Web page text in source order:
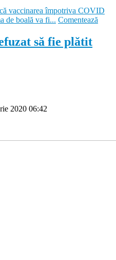
vaccinarea împotriva COVID
de boală va fi... Comentează
să fie plătit
2020 06:42